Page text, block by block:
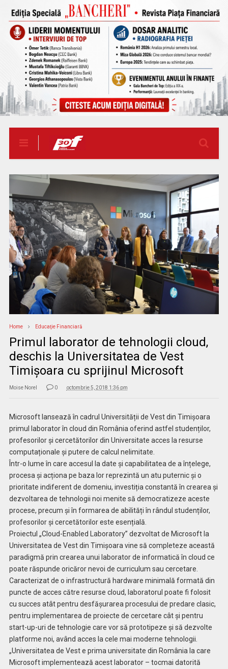
Home Educaţie Financiară
Primul laborator de tehnologii cloud,
deschis la Universitatea de Vest
Timișoara cu sprijinul Microsoft
Moise Norel 0 octombrie 5, 2018 1:36 pm
Microsoft lansează în cadrul Universității de Vest din Timișoara
primul laborator în cloud din România oferind astfel studenților,
profesorilor și cercetătorilor din Universitate acces la resurse
computaționale și putere de calcul nelimitate.
Într-o lume în care accesul la date și capabilitatea de a înțelege,
procesa și acționa pe baza lor reprezintă un atu puternic și o
prioritate indiferent de domeniu, investiția constantă în crearea și
dezvoltarea de tehnologii noi menite să democratizeze aceste
procese, precum și în formarea de abilități în rândul studenților,
profesorilor și cercetătorilor este esențială.
Proiectul „Cloud-Enabled Laboratory” dezvoltat de Microsoft la
Universitatea de Vest din Timișoara vine să completeze această
paradigmă prin crearea unui laborator de informatică în cloud ce
poate răspunde oricăror nevoi de curriculum sau cercetare.
Caracterizat de o infrastructură hardware minimală formată din
puncte de acces către resurse cloud, laboratorul poate fi folosit
cu succes atât pentru desfășurarea procesului de predare clasic,
pentru implementarea de proiecte de cercetare cât și pentru
start-up-uri de tehnologie care vor să prototipeze și să dezvolte
platforme noi, având acces la cele mai moderne tehnologii.
„Universitatea de Vest e prima universitate din România la care
Microsoft implementează acest laborator – tocmai datorită